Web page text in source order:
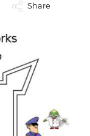
Share